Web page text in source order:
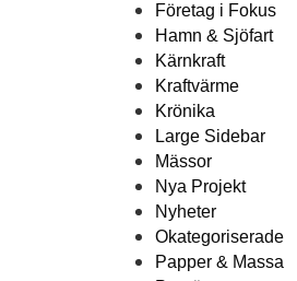
Företag i Fokus
Hamn & Sjöfart
Kärnkraft
Kraftvärme
Krönika
Large Sidebar
Mässor
Nya Projekt
Nyheter
Okategoriserade
Papper & Massa